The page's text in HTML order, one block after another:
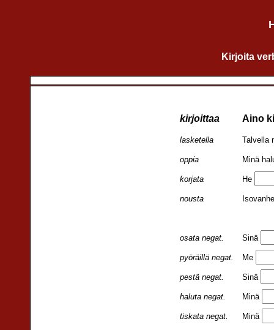
Kirjoita
kirjoittaa Aino
lasketella Talvella
oppia Minä
korjata He
nousta
osata negat. Sinä
pyöräillä negat. Me
pestä negat. Sinä
haluta negat. Minä
tiskata negat. Minä